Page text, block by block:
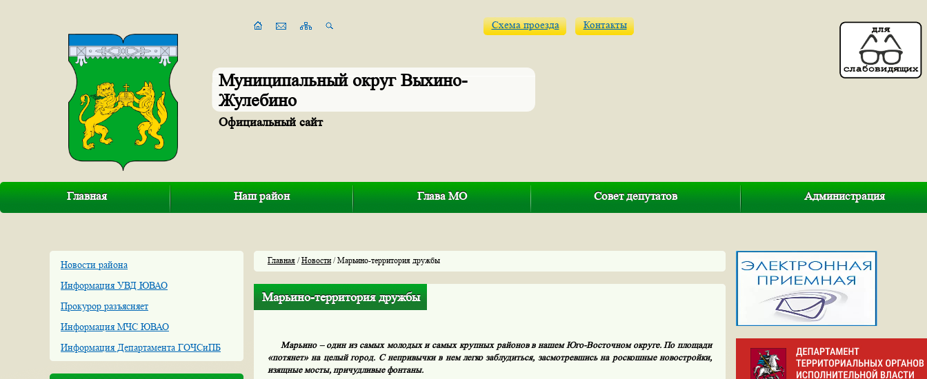
Муниципальный округ Выхино-
Жулебино
Официальный сайт
Схема проезда Контакты
Главная Наш район Глава МО Совет депутатов Администрация
Новости района
Информация УВД ЮВАО
Прокурор разъясняет
Информация МЧС ЮВАО
Информация Департамента ГОЧСиПБ
Главная /Новости/ Марьино-территория дружбы
Марьино-территория дружбы
Марьино – один из самых молодых и самых крупных районов в нашем Юго-Восточном округе. По площади
«потянет» на целый город. С непривычки в нем легко заблудиться, засмотревшись на роскошные новостройки,
изящные мосты, причудливые фонтаны.